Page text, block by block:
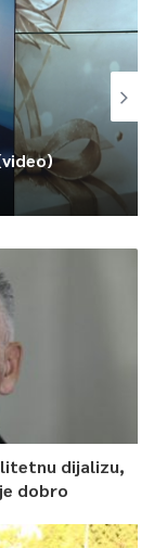
automobila, te
prevoza, kao
Time ne
idealno
učenika
u ovu
dijalizu,
dobro